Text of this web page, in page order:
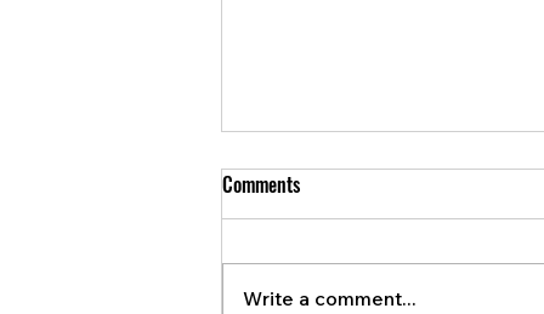
Comments
Write a comment...